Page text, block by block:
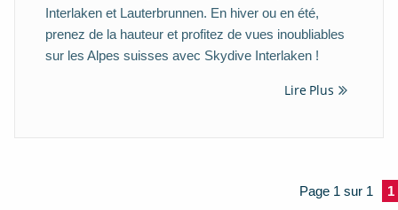
Interlaken et Lauterbrunnen. En hiver ou en été,
prenez de la hauteur et profitez de vues inoubliables
sur les Alpes suisses avec Skydive Interlaken !
Lire Plus
Page 1 sur 1 1